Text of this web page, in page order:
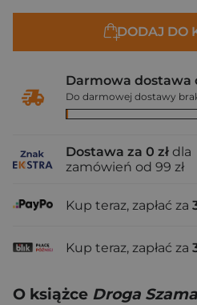
DODAJ DO
Darmowa dostawa
Do darmowej dostawy
Dostawa za 0 zł dla
zamówień od 99 zł
Kup teraz, zapłać za
Kup teraz, zapłać za
O książce Droga